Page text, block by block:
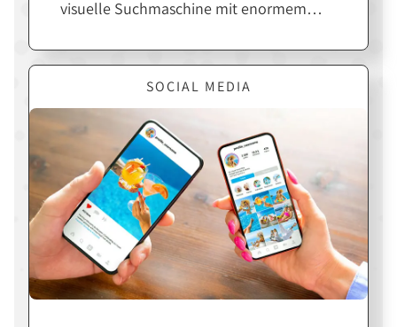
visuelle Suchmaschine mit enormem
erstellt, kann langfristig Traffic, Klicks
und Sales generieren. Hier erfährst du,
was dir dabei hilft.
SOCIAL MEDIA